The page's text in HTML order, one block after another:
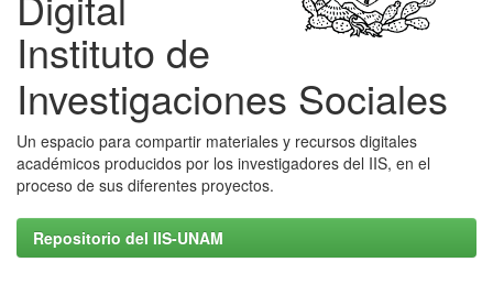
Instituto de
Investigaciones Sociales
Un espacio para compartir materiales y recursos digitales
académicos producidos por los investigadores del IIS, en el
proceso de sus diferentes proyectos.
Repositorio del IIS-UNAM